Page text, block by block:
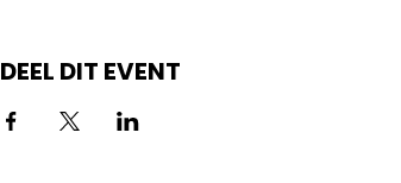
DEEL DIT EVENT